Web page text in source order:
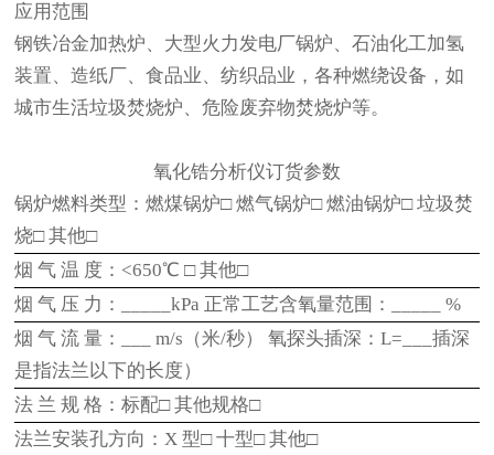
应用范围
钢铁冶金加热炉、大型火力发电厂锅炉、石油化工加氢
装置、造纸厂、食品业、纺织品业，各种燃绕设备，如
城市生活垃圾焚烧炉、危险废弃物焚烧炉等。
氧化锆分析仪订货参数
锅炉燃料类型：燃煤锅炉□ 燃气锅炉□ 燃油锅炉□ 垃圾焚
烧□ 其他□
烟 气 温 度：<650℃ □ 其他□
烟 气 压 力：_____kPa 正常工艺含氧量范围：_____ %
烟 气 流 量：___ m/s（米/秒） 氧探头插深：L=___插深
是指法兰以下的长度）
法 兰 规 格：标配□ 其他规格□
法兰安装孔方向：X 型□ 十型□ 其他□